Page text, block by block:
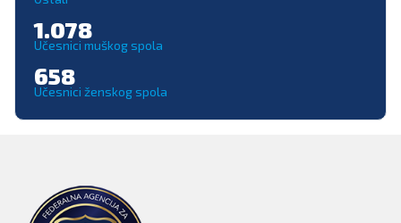
1.078
Učesnici muškog spola
658
Učesnici ženskog spola